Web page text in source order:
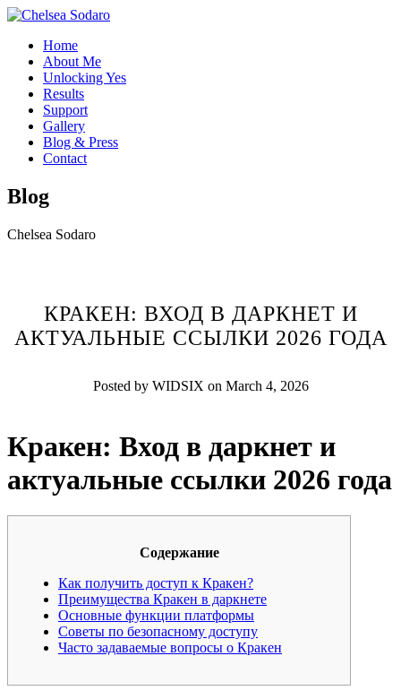
Home
About Me
Unlocking Yes
Results
Support
Gallery
Blog & Press
Contact
Blog
Chelsea Sodaro
КРАКЕН: ВХОД В ДАРКНЕТ И
АКТУАЛЬНЫЕ ССЫЛКИ 2026 ГОДА
Posted by WIDSIX on March 4, 2026
Кракен: Вход в даркнет и
актуальные ссылки 2026 года
Содержание
Как получить доступ к Кракен?
Преимущества Кракен в даркнете
Основные функции платформы
Советы по безопасному доступу
Часто задаваемые вопросы о Кракен